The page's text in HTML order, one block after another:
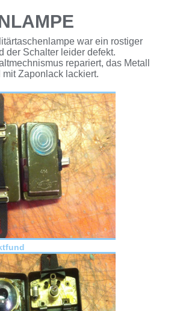
war ein rostiger
der Schalter leider defekt.
repariert, das Metall
Zaponlack lackiert.